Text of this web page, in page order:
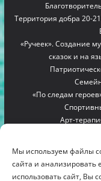
Мы используем файлы
сайта и анализировать
использовать сайт, Вы
Территория добра 20-21
«Ручеек». Создание
сказок и на
«По следам
Арт-
Copyright © 2012-